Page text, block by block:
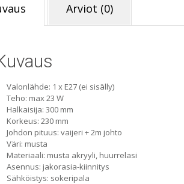
Arviot (0)
Valonlähde: 1 x E27 (ei sisälly)
Teho: max 23 W
Halkaisija: 300 mm
Korkeus: 230 mm
Johdon pituus: vaijeri + 2m johto
Väri: musta
Materiaali: musta akryyli, huurrelasi
Asennus: jakorasia-kiinnitys
Sähköistys: sokeripala